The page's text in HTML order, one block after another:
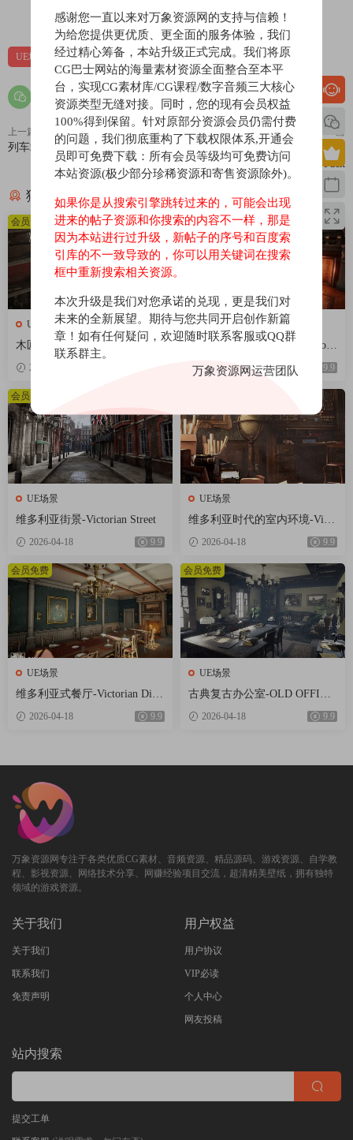
0 0
UE场景 UE场景-风格化 UE资源
上一篇
列车站台-Simple Trains
下一篇
户外村落-Stylized Colorful Village
Pack
猜你喜欢
UE场景
木匠工作车间-Carpenters Works
hop
2026-04-18
会员免费
UE场景
维多利亚时代室内建筑-Victori
2026-04-18 9.9
会员免费
UE场景
维多利亚街景-Victorian Street
2026-04-18 9.9
会员免费
UE场景
维多利亚时代的室内环境-Victo
rian Interior Environment
2026-04-18 9.9
UE场景
维多利亚式餐厅-Victorian Dini
ng Room
2026-04-18 9.9
会员免费
UE场景
古典复古办公室-OLD OFFICE
(MODULAR)
2026-04-18 9.9
会员免费
万象资源网专注于各类优质CG素材、音频资源、精品源码、游戏资源、自学教
程、影视资源、网络技术分享、网赚经验项目交流，超清精美壁纸，拥有独特
领域的游戏资源。
关于我们
关于我们
联系我们
免责声明
用户权益
用户协议
VIP必读
个人中心
网友投稿
站内搜索
提交工单
感谢您一直以来对万象资源网的支持与信赖！
为给您提供更优质、更全面的服务体验，我们
经过精心筹备，本站升级正式完成。我们将原
CG巴士网站的海量素材资源全面整合至本平
台，实现CG素材库/CG课程/数字音频三大核心
资源类型无缝对接。同时，您的现有会员权益
100%得到保留。针对原部分资源会员仍需付费
的问题，我们彻底重构了下载权限体系,开通会
员即可免费下载：所有会员等级均可免费访问
本站资源(极少部分珍稀资源和寄售资源除外)。
如果你是从搜索引擎跳转过来的，可能会出现
进来的帖子资源和你搜索的内容不一样，那是
因为本站进行过升级，新帖子的序号和百度索
引库的不一致导致的，你可以用关键词在搜索
框中重新搜索相关资源。
本次升级是我们对您承诺的兑现，更是我们对
未来的全新展望。期待与您共同开启创作新篇
章！如有任何疑问，欢迎随时联系客服或QQ群
联系群主。
万象资源网运营团队